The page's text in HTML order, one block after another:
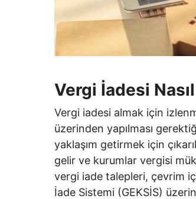
Vergi İadesi Nasıl
Vergi iadesi almak için
üzerinden yapılması
yaklaşım getirmek için
gelir ve kurumlar vergisi
vergi iade talepleri, çevrim
İade Sistemi (GEKSİS)